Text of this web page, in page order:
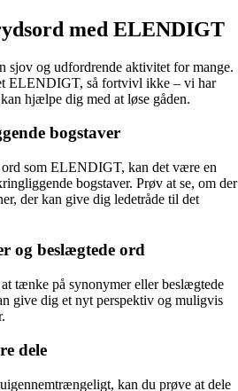
med ELENDIGT
sjov og udfordrende aktivitet for mange.
ELENDIGT, så fortvivl ikke – vi har
hjælpe dig med at løse gåden.
bogstaver
som ELENDIGT, kan det være en
bogstaver. Prøv at se, om der
der kan give dig ledetråde til det
og beslægtede ord
tænke på synonymer eller beslægtede
give dig et nyt perspektiv og muligvis
dele
kan du prøve at dele